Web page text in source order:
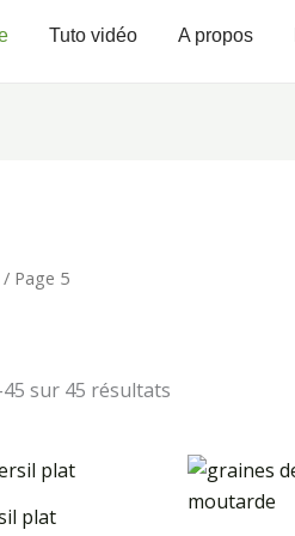
Tuto vidéo A propos
/ Page 5
sur 45 résultats
plat